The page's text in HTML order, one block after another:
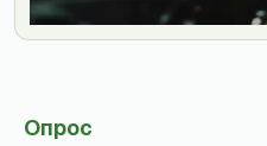
Опрос